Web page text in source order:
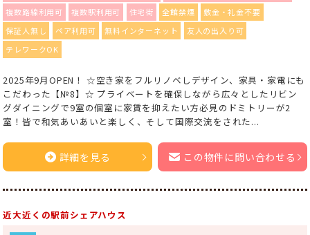
複数路線利用可
複数駅利用可 住宅街 全館禁煙
敷金・礼金不要
保証人無し
ペア利用可 無料インターネット
友人の出入り可
テレワークOK
2025年9月OPEN！ ☆空き家をフルリノベしデザイン、家具・家電にも
こだわった【№8】☆ プライベートを確保しながら広々としたリビン
グダイニングで9室の個室に家賃を抑えたい方必見のドミトリーが2
室！皆で和気あいあいと楽しく、そして国際交流をされた...
詳細を見る この物件に問い合わせる
近大近くの駅前シェアハウス